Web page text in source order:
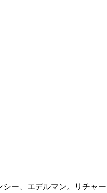
ー、エデルマン。リチャ